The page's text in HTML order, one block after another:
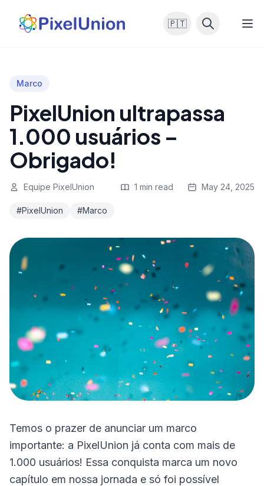
🇵🇹
Marco
PixelUnion ultrapassa
1.000 usuários –
Obrigado!
Equipe PixelUnion 1 min read May 24, 2025
#PixelUnion #Marco
Temos o prazer de anunciar um marco
importante: a PixelUnion já conta com mais de
1.000 usuários! Essa conquista marca um novo
capítulo em nossa jornada e só foi possível